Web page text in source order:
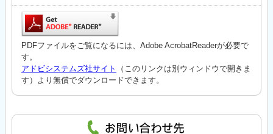
PDFファイルをご覧になるには、Adobe AcrobatReaderが必要で
す。
アドビシステムズ社サイト
（このリンクは別ウィンドウで開きま
す）より無償でダウンロードできます。